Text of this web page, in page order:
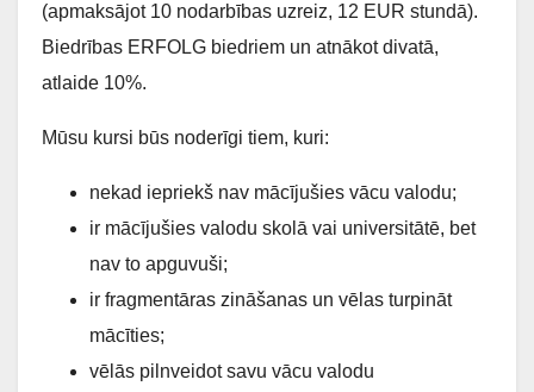
(apmaksājot 10 nodarbības uzreiz, 12 EUR stundā).
Biedrības ERFOLG biedriem un atnākot divatā,
atlaide 10%.
Mūsu kursi būs noderīgi tiem, kuri:
nekad iepriekš nav mācījušies vācu valodu;
ir mācījušies valodu skolā vai universitātē, bet
nav to apguvuši;
ir fragmentāras zināšanas un vēlas turpināt
mācīties;
vēlās pilnveidot savu vācu valodu